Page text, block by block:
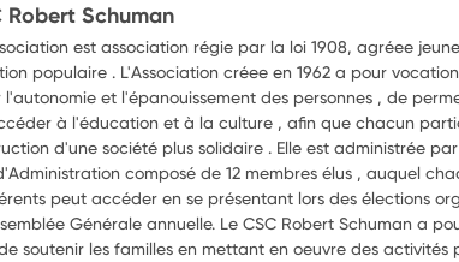
Robert Schuman
est association régie par la loi 1908, agréee
populaire . L'Association créee en 1962 a pour
l'autonomie et l'épanouissement des personnes , de
à l'éducation et à la culture , afin que chacun
d'une société plus solidaire . Elle est administrée
composé de 12 membres élus , auquel
peut accéder en se présentant lors des élections
Générale annuelle. Le CSC Robert Schuman a
soutenir les familles en mettant en oeuvre des activités